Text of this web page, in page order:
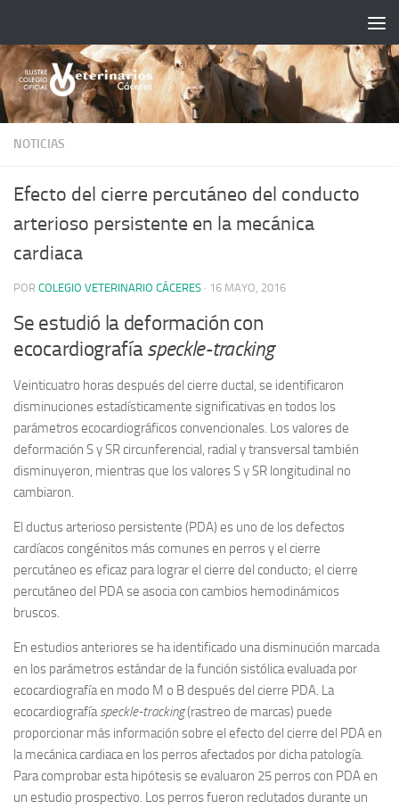
NOTICIAS
Efecto del cierre percutáneo del conducto
arterioso persistente en la mecánica
cardiaca
POR COLEGIO VETERINARIO CÁCERES · 16 MAYO, 2016
Se estudió la deformación con
ecocardiografía speckle-tracking
Veinticuatro horas después del cierre ductal, se identificaron
disminuciones estadísticamente significativas en todos los
parámetros ecocardiográficos convencionales. Los valores de
deformación S y SR circunferencial, radial y transversal también
disminuyeron, mientras que los valores S y SR longitudinal no
cambiaron.
El ductus arterioso persistente (PDA) es uno de los defectos
cardíacos congénitos más comunes en perros y el cierre
percutáneo es eficaz para lograr el cierre del conducto; el cierre
percutáneo del PDA se asocia con cambios hemodinámicos
bruscos.
En estudios anteriores se ha identificado una disminución marcada
en los parámetros estándar de la función sistólica evaluada por
ecocardiografía en modo M o B después del cierre PDA. La
ecocardiografía speckle-tracking(rastreo de marcas) puede
proporcionar más información sobre el efecto del cierre del PDA en
la mecánica cardiaca en los perros afectados por dicha patología.
Para comprobar esta hipótesis se evaluaron 25 perros con PDA en
un estudio prospectivo. Los perros fueron reclutados durante un